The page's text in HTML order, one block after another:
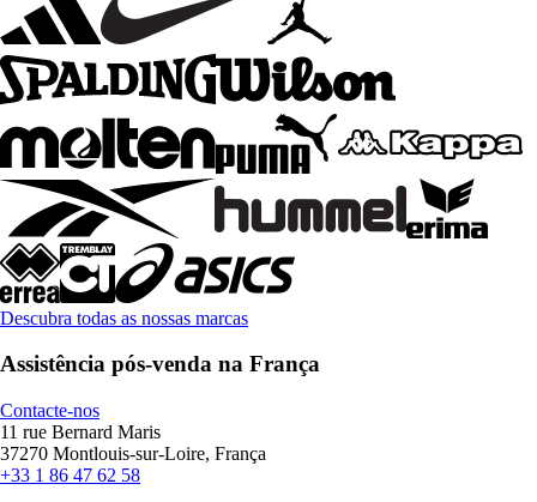
Descubra todas as nossas marcas
Assistência pós-venda na França
Contacte-nos
11 rue Bernard Maris
37270 Montlouis-sur-Loire, França
+33 1 86 47 62 58